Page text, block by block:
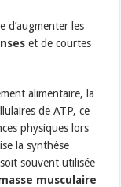
d’augmenter les
et de courtes
alimentaire, la
de ATP, ce
physiques lors
la synthèse
souvent utilisée
musculaire